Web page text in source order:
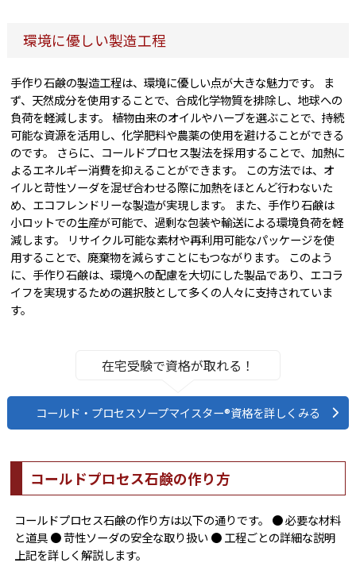
環境に優しい製造工程
手作り石鹸の製造工程は、環境に優しい点が大きな魅力です。 ま
ず、天然成分を使用することで、合成化学物質を排除し、地球への
負荷を軽減します。 植物由来のオイルやハーブを選ぶことで、持続
可能な資源を活用し、化学肥料や農薬の使用を避けることができる
のです。 さらに、コールドプロセス製法を採用することで、加熱に
よるエネルギー消費を抑えることができます。 この方法では、オ
イルと苛性ソーダを混ぜ合わせる際に加熱をほとんど行わないた
め、エコフレンドリーな製造が実現します。 また、手作り石鹸は
小ロットでの生産が可能で、過剰な包装や輸送による環境負荷を軽
減します。 リサイクル可能な素材や再利用可能なパッケージを使
用することで、廃棄物を減らすことにもつながります。 このよう
に、手作り石鹸は、環境への配慮を大切にした製品であり、エコラ
イフを実現するための選択肢として多くの人々に支持されていま
す。
在宅受験で資格が取れる！
コールド・プロセスソープマイスター®資格を詳しくみる
コールドプロセス石鹸の作り方
コールドプロセス石鹸の作り方は以下の通りです。 ● 必要な材料
と道具 ● 苛性ソーダの安全な取り扱い ● 工程ごとの詳細な説明
上記を詳しく解説します。